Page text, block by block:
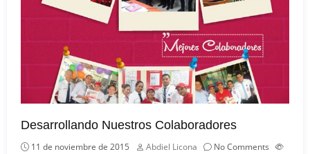
Desarrollando Nuestros Colaboradores
11 de noviembre de 2015 Abdiel Licona
No Comments